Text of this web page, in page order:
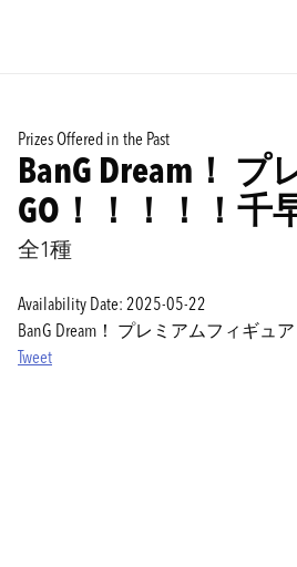
Prizes Offered in the Past
BanG Dream！
GO！！！！！千
全1種
Availability Date: 2025-05-22
BanG Dream！ プレミアムフィギュ
Tweet